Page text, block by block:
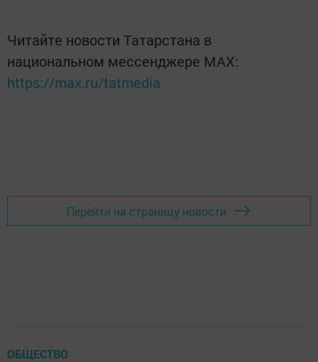
Читайте новости Татарстана в
национальном мессенджере MАХ:
https://max.ru/tatmedia
Перейти на страницу новости
ОБЩЕСТВО